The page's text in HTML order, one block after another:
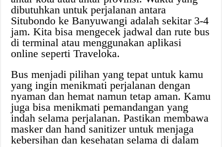
dibutuhkan untuk perjalanan antara
Situbondo ke Banyuwangi adalah sekitar 3-4
jam. Kita bisa mengecek jadwal dan rute bus
di terminal atau menggunakan aplikasi
online seperti Traveloka.
Bus menjadi pilihan yang tepat untuk kamu
yang ingin menikmati perjalanan dengan
nyaman dan hemat namun tetap aman. Kamu
juga bisa menikmati pemandangan yang
indah selama perjalanan. Pastikan membawa
masker dan hand sanitizer untuk menjaga
kebersihan dan kesehatan selama di dalam